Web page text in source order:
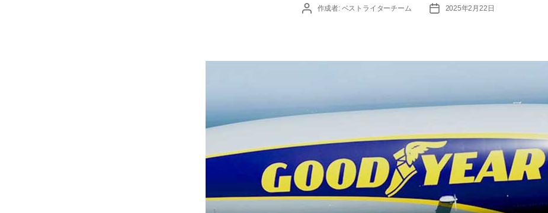
投
作成者: ベストライターチーム
投
2025年2月22日